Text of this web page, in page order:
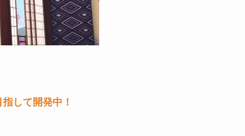
して開発中！